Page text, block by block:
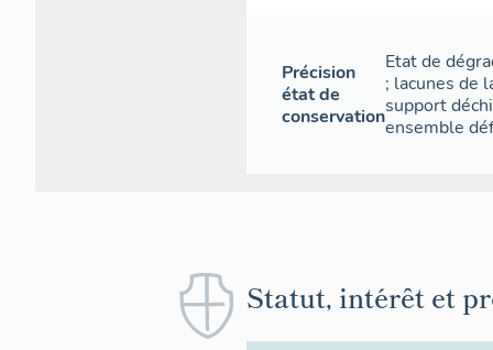
Précision
état de
conservation
Etat de
; lacunes de
support
ensemble
Statut, intérêt et